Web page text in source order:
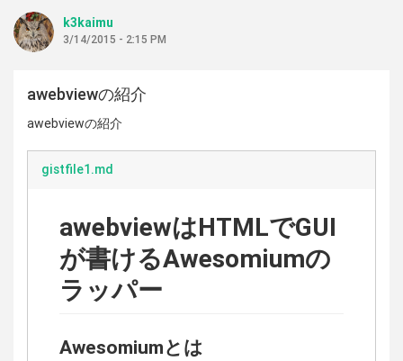
k3kaimu
3/14/2015 - 2:15 PM
awebviewの紹介
awebviewの紹介
gistfile1.md
awebviewはHTMLでGUI
が書けるAwesomiumの
ラッパー
Awesomiumとは